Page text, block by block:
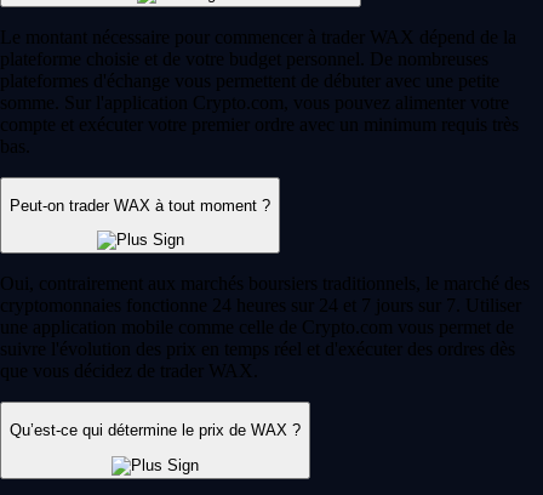
Le montant nécessaire pour commencer à trader WAX dépend de la
plateforme choisie et de votre budget personnel. De nombreuses
plateformes d'échange vous permettent de débuter avec une petite
somme. Sur l'application Crypto.com, vous pouvez alimenter votre
compte et exécuter votre premier ordre avec un minimum requis très
bas.
Peut-on trader WAX à tout moment ?
Oui, contrairement aux marchés boursiers traditionnels, le marché des
cryptomonnaies fonctionne 24 heures sur 24 et 7 jours sur 7. Utiliser
une application mobile comme celle de Crypto.com vous permet de
suivre l'évolution des prix en temps réel et d'exécuter des ordres dès
que vous décidez de trader WAX.
Qu’est-ce qui détermine le prix de WAX ?